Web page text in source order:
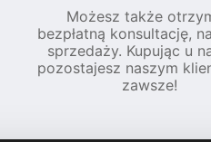
Możesz także
bezpłatną konsultację,
sprzedaży. Kupując u
pozostajesz naszym
zawsze!